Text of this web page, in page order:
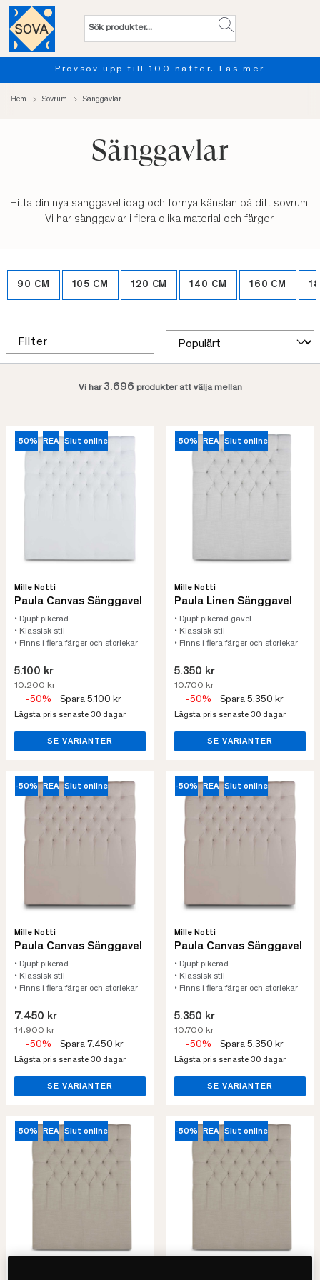
Provsov upp till 100 nätter. Läs mer
Hem Sovrum Sänggavlar
Sänggavlar
Hitta din nya sänggavel idag och förnya känslan på ditt sovrum.
Vi har sänggavlar i flera olika material och färger.
90 CM 105 CM 120 CM 140 CM 160 CM
Filter
Vi har 3.696 produkter att välja mellan
-50% REA Slut online
Mille Notti
Paula Canvas Sänggavel
• Djupt pikerad
• Klassisk stil
• Finns i flera färger och storlekar
5.100 kr
10.200 kr
-50% Spara 5.100 kr
Lägsta pris senaste 30 dagar
SE VARIANTER
-50% REA Slut online
Mille Notti
Paula Linen Sänggavel
• Djupt pikerad gavel
• Klassisk stil
• Finns i flera färger och storlekar
5.350 kr
10.700 kr
-50% Spara 5.350 kr
Lägsta pris senaste 30 dagar
SE VARIANTER
-50% REA Slut online
Mille Notti
Paula Canvas Sänggavel
• Djupt pikerad
• Klassisk stil
• Finns i flera färger och storlekar
7.450 kr
14.900 kr
-50% Spara 7.450 kr
Lägsta pris senaste 30 dagar
SE VARIANTER
-50% REA Slut online
Mille Notti
Paula Canvas Sänggavel
• Djupt pikerad
• Klassisk stil
• Finns i flera färger och storlekar
5.350 kr
10.700 kr
-50% Spara 5.350 kr
Lägsta pris senaste 30 dagar
SE VARIANTER
-50% REA Slut online -50% REA Slut online